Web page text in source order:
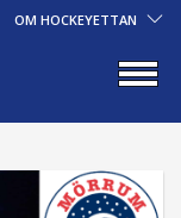
OM HOCKEYETTAN